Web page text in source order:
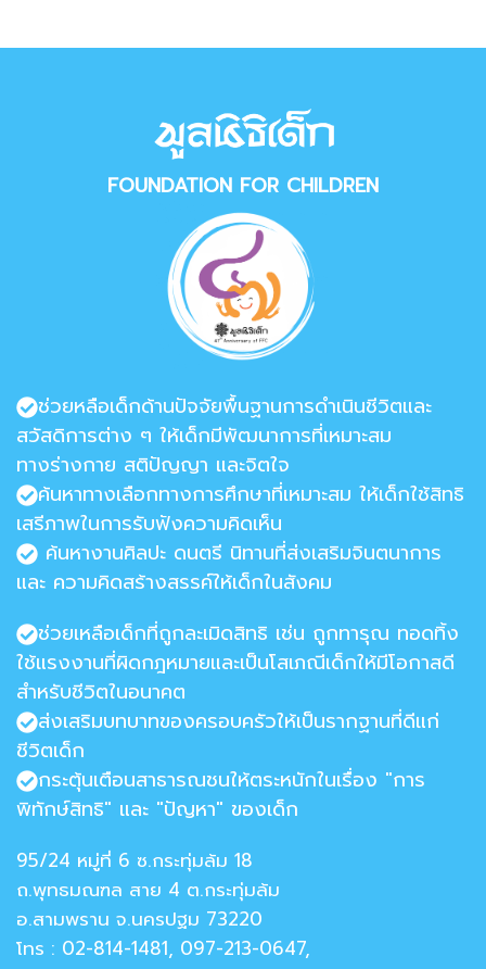
FOUNDATION FOR CHILDREN
ช่วยหลือเด็กด้านปัจจัยพื้นฐานการดำเนินชีวิตและ
สวัสดิการต่าง ๆ ให้เด็กมีพัฒนาการที่เหมาะสม
ทางร่างกาย สติปัญญา และจิตใจ
ค้นหาทางเลือกทางการศึกษาที่เหมาะสม ให้เด็กใช้สิทธิ
เสรีภาพในการรับฟังความคิดเห็น
ค้นหางานศิลปะ ดนตรี นิทานที่ส่งเสริมจินตนาการ
และ ความคิดสร้างสรรค์ให้เด็กในสังคม
ช่วยเหลือเด็กที่ถูกละเมิดสิทธิ เช่น ถูกทารุณ ทอดทิ้ง
ใช้แรงงานที่ผิดกฎหมายและเป็นโสเภณีเด็กให้มีโอกาสดี
สำหรับชีวิตในอนาคต
ส่งเสริมบทบาทของครอบครัวให้เป็นรากฐานที่ดีแก่
ชีวิตเด็ก
กระตุ้นเตือนสาธารณชนให้ตระหนักในเรื่อง "การ
พิทักษ์สิทธิ" และ "ปัญหา" ของเด็ก
95/24 หมู่ที่ 6 ซ.กระทุ่มล้ม 18
ถ.พุทธมณฑล สาย 4 ต.กระทุ่มล้ม
อ.สามพราน จ.นครปฐม 73220
โทร : 02-814-1481, 097-213-0647,